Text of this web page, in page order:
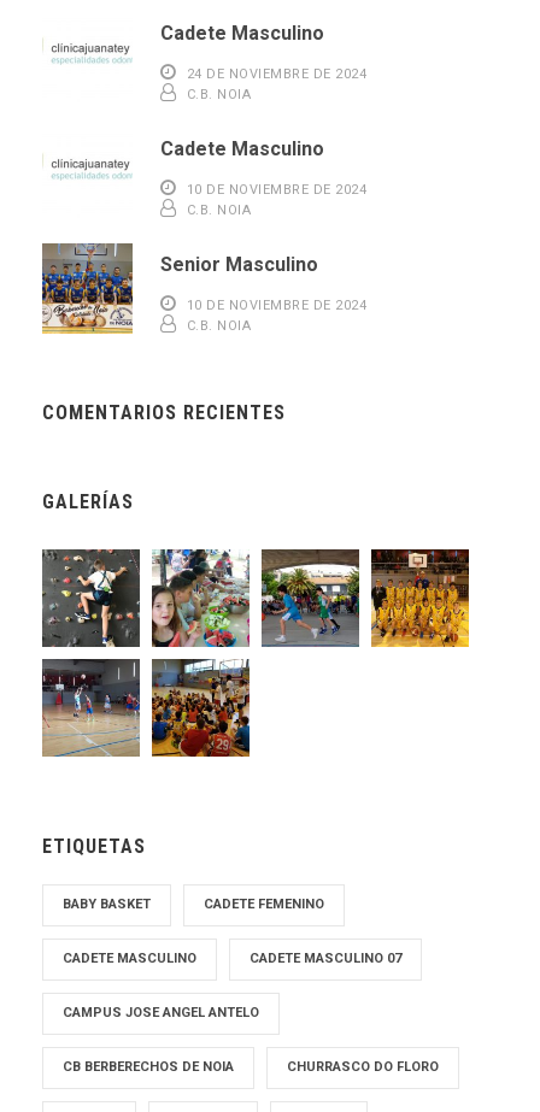
Cadete Masculino
24 DE NOVIEMBRE DE 2024
C.B. NOIA
Cadete Masculino
10 DE NOVIEMBRE DE 2024
C.B. NOIA
Senior Masculino
10 DE NOVIEMBRE DE 2024
C.B. NOIA
COMENTARIOS RECIENTES
GALERÍAS
ETIQUETAS
BABY BASKET CADETE FEMENINO
CADETE MASCULINO CADETE MASCULINO 07
CAMPUS JOSE ANGEL ANTELO
CB BERBERECHOS DE NOIA CHURRASCO DO FLORO